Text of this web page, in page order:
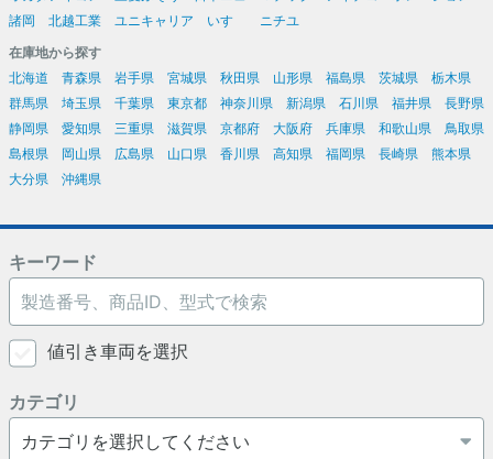
諸岡
北越工業 ユニキャリア いすゞ
ニチユ
在庫地から探す
北海道
青森県 岩手県 宮城県 秋田県 山形県 福島県 茨城県
栃木県
群馬県
埼玉県 千葉県 東京都 神奈川県 新潟県 石川県 福井県
長野県
静岡県
愛知県 三重県 滋賀県 京都府 大阪府 兵庫県 和歌山県
鳥取県
島根県
岡山県 広島県 山口県 香川県 高知県 福岡県 長崎県
熊本県
大分県
沖縄県
キーワード
値引き車両を選択
カテゴリ